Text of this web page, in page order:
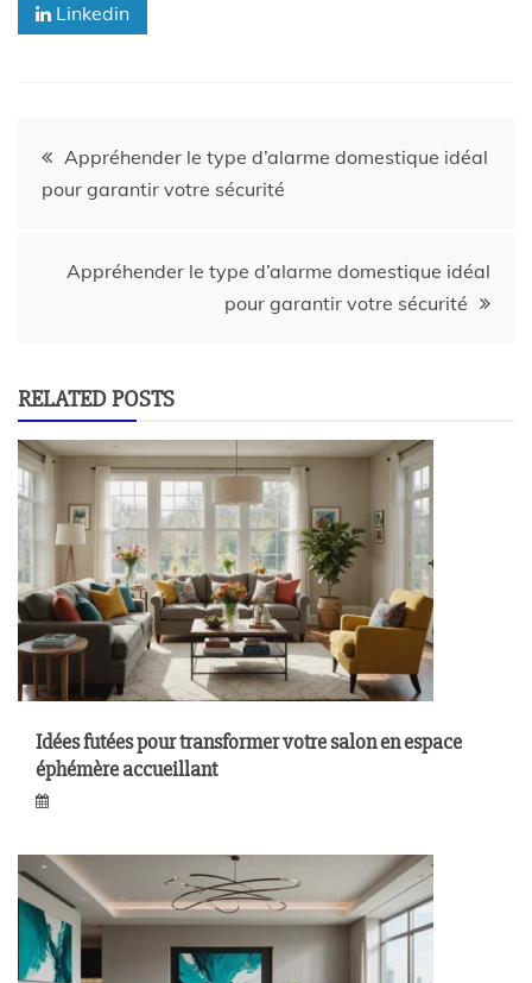
Linkedin
Appréhender le type d’alarme domestique idéal
pour garantir votre sécurité
Appréhender le type d’alarme domestique idéal
pour garantir votre sécurité
RELATED POSTS
Idées futées pour transformer votre salon en espace
éphémère accueillant